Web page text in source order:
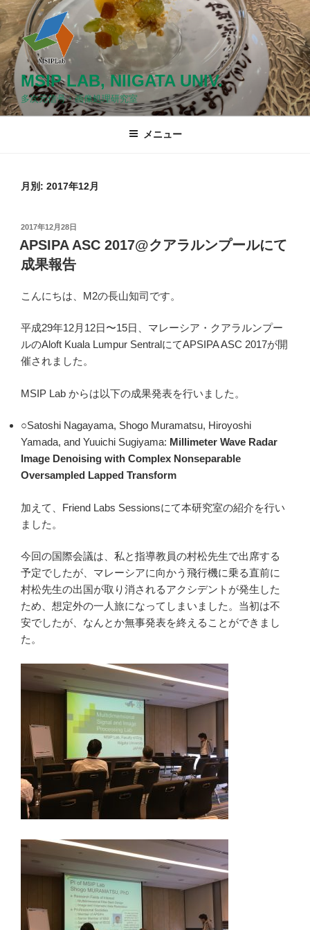
コ
ン
テ
ン
ツ
へ
ス
MSIP LAB, NIIGATA UNIV.
多次元信号・画像処理研究室
メニュー
月別: 2017年12月
投
稿
日:
2017年12月28日
APSIPA ASC 2017@クアラルンプールにて
成果報告
こんにちは、M2の長山知司です。
平成29年12月12日〜15日、マレーシア・クアラルンプー
ルのAloft Kuala Lumpur SentralにてAPSIPA ASC 2017が開
催されました。
MSIP Lab からは以下の成果発表を行いました。
○Satoshi Nagayama, Shogo Muramatsu, Hiroyoshi
Yamada, and Yuuichi Sugiyama: Millimeter Wave Radar
Image Denoising with Complex Nonseparable
Oversampled Lapped Transform
加えて、Friend Labs Sessionsにて本研究室の紹介を行い
ました。
今回の国際会議は、私と指導教員の村松先生で出席する
予定でしたが、マレーシアに向かう飛行機に乗る直前に
村松先生の出国が取り消されるアクシデントが発生した
ため、想定外の一人旅になってしまいました。当初は不
安でしたが、なんとか無事発表を終えることができまし
た。